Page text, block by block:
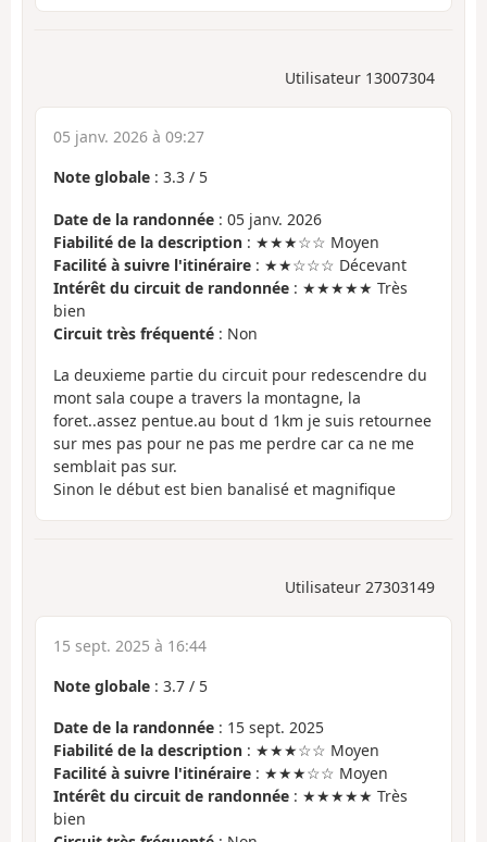
Utilisateur 13007304
05 janv. 2026 à 09:27
Note globale : 3.3 / 5
Date de la randonnée : 05 janv. 2026
Fiabilité de la description : ★★★☆☆ Moyen
Facilité à suivre l'itinéraire : ★★☆☆☆ Décevant
Intérêt du circuit de randonnée : ★★★★★ Très
bien
Circuit très fréquenté : Non
La deuxieme partie du circuit pour redescendre du
mont sala coupe a travers la montagne, la
foret..assez pentue.au bout d 1km je suis retournee
sur mes pas pour ne pas me perdre car ca ne me
semblait pas sur.
Sinon le début est bien banalisé et magnifique
Utilisateur 27303149
15 sept. 2025 à 16:44
Note globale : 3.7 / 5
Date de la randonnée : 15 sept. 2025
Fiabilité de la description : ★★★☆☆ Moyen
Facilité à suivre l'itinéraire : ★★★☆☆ Moyen
Intérêt du circuit de randonnée : ★★★★★ Très
bien